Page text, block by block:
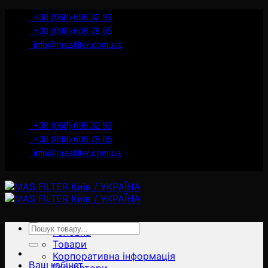
İçeriğe+38 (068) 698 32 93
+38 (098) 608 78 85
info@masfilter.com.ua
+38 (068) 698 32 93
+38 (098) 608 78 85
info@masfilter.com.ua
Головна
Товари
Корпоративна інформація
Ara:
Ваш кабінет